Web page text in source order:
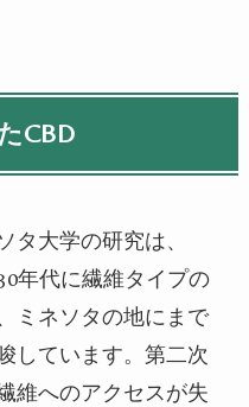
CBD
タ大学の研究は、
年代に繊維タイプの
ミネソタの地にまで
しています。第二次
維へのアクセスが失